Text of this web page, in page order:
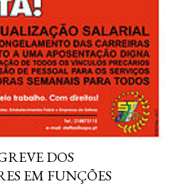
DOS
EM FUNÇÕES